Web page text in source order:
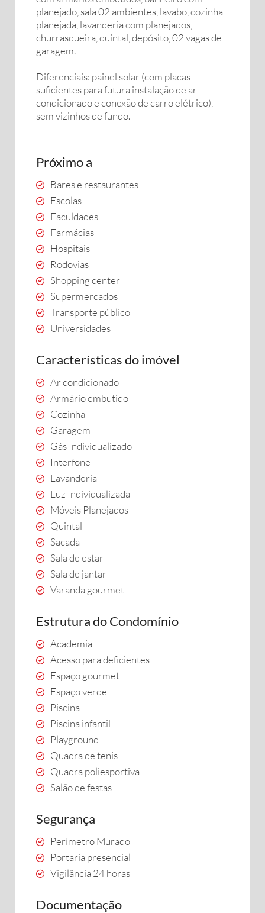
planejado, sala 02 ambientes, lavabo, cozinha
planejada, lavanderia com planejados,
churrasqueira, quintal, depósito, 02 vagas de
garagem.
Diferenciais: painel solar (com placas
suficientes para futura instalação de ar
condicionado e conexão de carro elétrico),
sem vizinhos de fundo.
Próximo a
Bares e restaurantes
Escolas
Faculdades
Farmácias
Hospitais
Rodovias
Shopping center
Supermercados
Transporte público
Universidades
Características do imóvel
Ar condicionado
Armário embutido
Cozinha
Garagem
Gás Individualizado
Interfone
Lavanderia
Luz Individualizada
Móveis Planejados
Quintal
Sacada
Sala de estar
Sala de jantar
Varanda gourmet
Estrutura do Condomínio
Academia
Acesso para deficientes
Espaço gourmet
Espaço verde
Piscina
Piscina infantil
Playground
Quadra de tenis
Quadra poliesportiva
Salão de festas
Segurança
Perímetro Murado
Portaria presencial
Vigilância 24 horas
Documentação